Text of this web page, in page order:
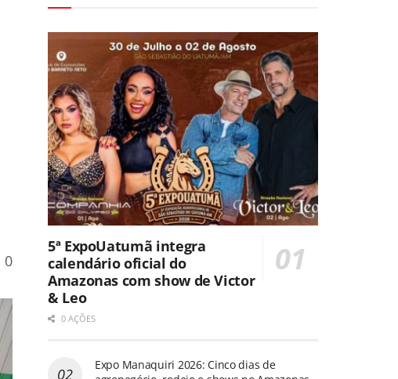
0
5ª ExpoUatumã integra
calendário oficial do
Amazonas com show de Victor
& Leo
0 AÇÕES
Expo Manaquiri 2026: Cinco dias de